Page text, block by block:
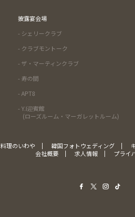
披露宴会場
- シェリークラブ
- クラブモントーク
- ザ・マーティンクラブ
- 寿の間
- APT8
- Y.I迎賓館
(ローズルーム・マーガレットルーム)
料理のいわや 韓国フォトウェディング
会社概要
求人情報 プライ